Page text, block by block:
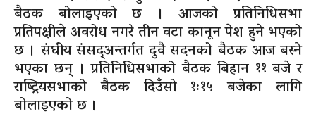
बैठक बोलाइएको छ । आजको प्रतिनिधिसभा
प्रतिपक्षीले अवरोध नगरे तीन वटा कानून पेश हुने भएको
छ । संघीय संसद्अन्तर्गत दुवै सदनको बैठक आज बस्ने
भएका छन् । प्रतिनिधिसभाको बैठक बिहान ११ बजे र
राष्ट्रियसभाको बैठक दिउँसो १ः१५ बजेका लागि
बोलाइएको छ ।